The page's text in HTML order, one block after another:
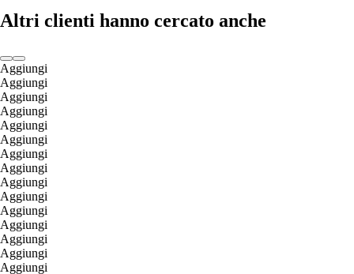
Altri clienti hanno cercato anche
Aggiungi
Aggiungi
Aggiungi
Aggiungi
Aggiungi
Aggiungi
Aggiungi
Aggiungi
Aggiungi
Aggiungi
Aggiungi
Aggiungi
Aggiungi
Aggiungi
Aggiungi